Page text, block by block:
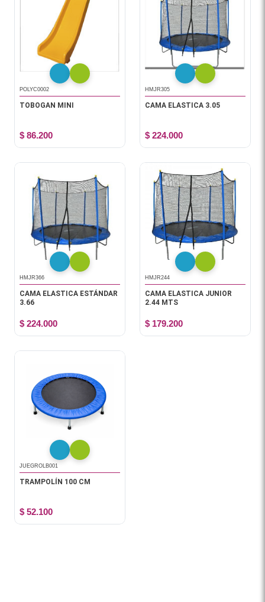
POLYC0002
TOBOGAN MINI
$ 86.200
HMJR305
CAMA ELASTICA 3.05
$ 224.000
HMJR366
CAMA ELASTICA ESTÁNDAR
3.66
$ 224.000
HMJR244
CAMA ELASTICA JUNIOR
2.44 MTS
$ 179.200
JUEGROLB001
TRAMPOLÍN 100 CM
$ 52.100